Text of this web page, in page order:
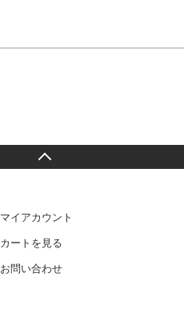
マイアカウント
カートを見る
お問い合わせ